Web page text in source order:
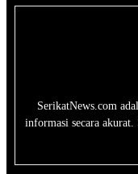
SerikatNews.com
informasi secara